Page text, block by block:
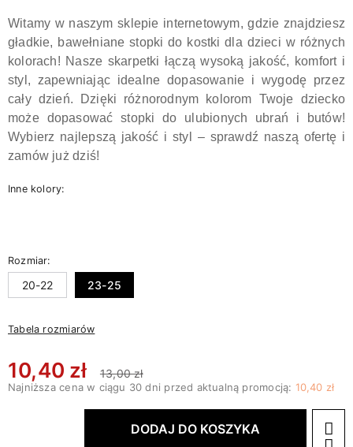
Witamy w naszym sklepie internetowym, gdzie znajdziesz
gładkie, bawełniane stopki do kostki dla dzieci w różnych
kolorach! Nasze skarpetki łączą wysoką jakość, komfort i
styl, zapewniając idealne dopasowanie i wygodę przez
cały dzień. Dzięki różnorodnym kolorom Twoje dziecko
może dopasować stopki do ulubionych ubrań i butów!
Wybierz najlepszą jakość i styl – sprawdź naszą ofertę i
zamów już dziś!
Inne kolory:
Rozmiar:
20-22 23-25
Tabela rozmiarów
10,40 zł 13,00 zł
Najniższa cena w ciągu 30 dni przed aktualną promocją: 10,40 zł
DODAJ DO KOSZYKA